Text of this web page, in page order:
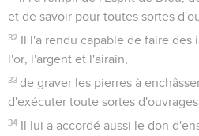
et de savoir pour toutes sortes
32 Il l'a rendu capable de faire des
l'or, l'argent et l'airain,
33 de graver les pierres à
d'exécuter toute sortes d'ouvrages
34 Il lui a accordé aussi le don